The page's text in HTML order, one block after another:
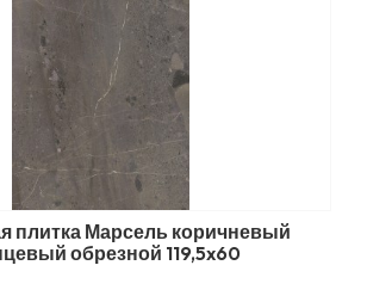
плитка Марсель коричневый
обрезной 119,5x60